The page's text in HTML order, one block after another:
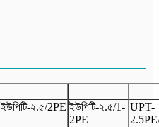
ইউপিটি-২.৫/2PE ইউপিটি-২.৫/1-
2PE
UPT-